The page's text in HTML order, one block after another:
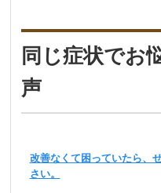
同じ症状でお
声
改善なくて困っていたら、
さい。